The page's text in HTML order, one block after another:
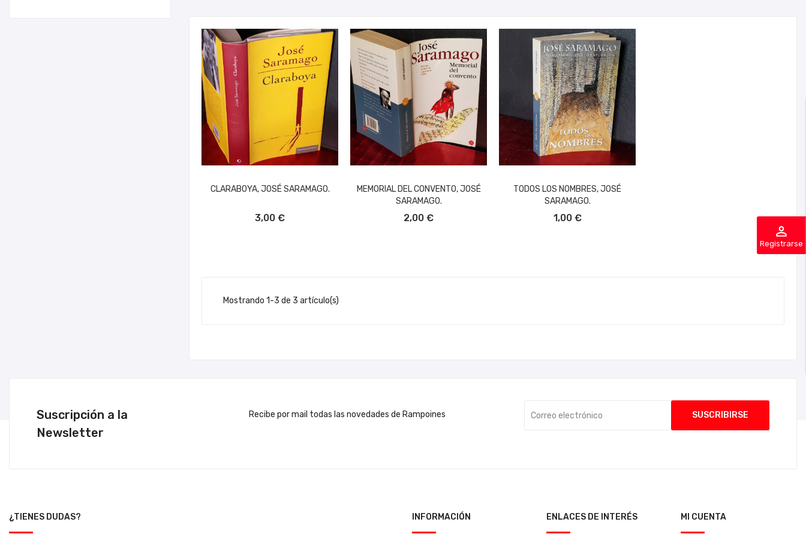
perm_identity
Registrarse
CLARABOYA, JOSÉ SARAMAGO.
3,00 €
MEMORIAL DEL CONVENTO, JOSÉ
SARAMAGO.
2,00 €
TODOS LOS NOMBRES, JOSÉ
SARAMAGO.
1,00 €
Mostrando 1-3 de 3 artículo(s)
Suscripción a la
Newsletter
Recibe por mail todas las novedades de Rampoines
¿TIENES DUDAS? INFORMACIÓN ENLACES DE INTERÉS MI CUENTA